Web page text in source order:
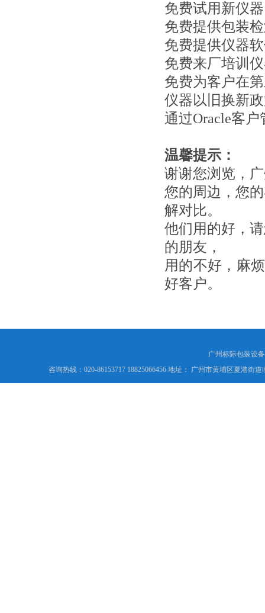
免费试用新仪
免费提供包装
免费提供仪器
免费来厂培训
免费为客户在
仪器以旧换新
通过Oracle客
温馨提示：
谢谢您浏览，
您的周边，您
解对比。
他们用的好，
的朋友，
用的不好，麻
好客户。
广州标际包装设
咨询热线：020-86153717 18825066456 地址： 广州市黄埔区夏港街